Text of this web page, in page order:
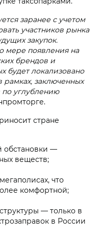
заранее с учетом
участников рынка
закупок.
мере появления на
брендов и
будет локализовано
заключенных
углублению
стране
обстановки —
веществ;
что
комфортной;
— только в
в России